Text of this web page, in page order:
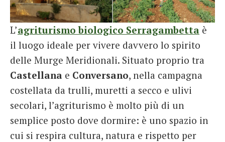
L’agriturismo biologico Serragambetta è
il luogo ideale per vivere davvero lo spirito
delle Murge Meridionali. Situato proprio tra
Castellana e Conversano, nella campagna
costellata da trulli, muretti a secco e ulivi
secolari, l’agriturismo è molto più di un
semplice posto dove dormire: è uno spazio in
cui si respira cultura, natura e rispetto per